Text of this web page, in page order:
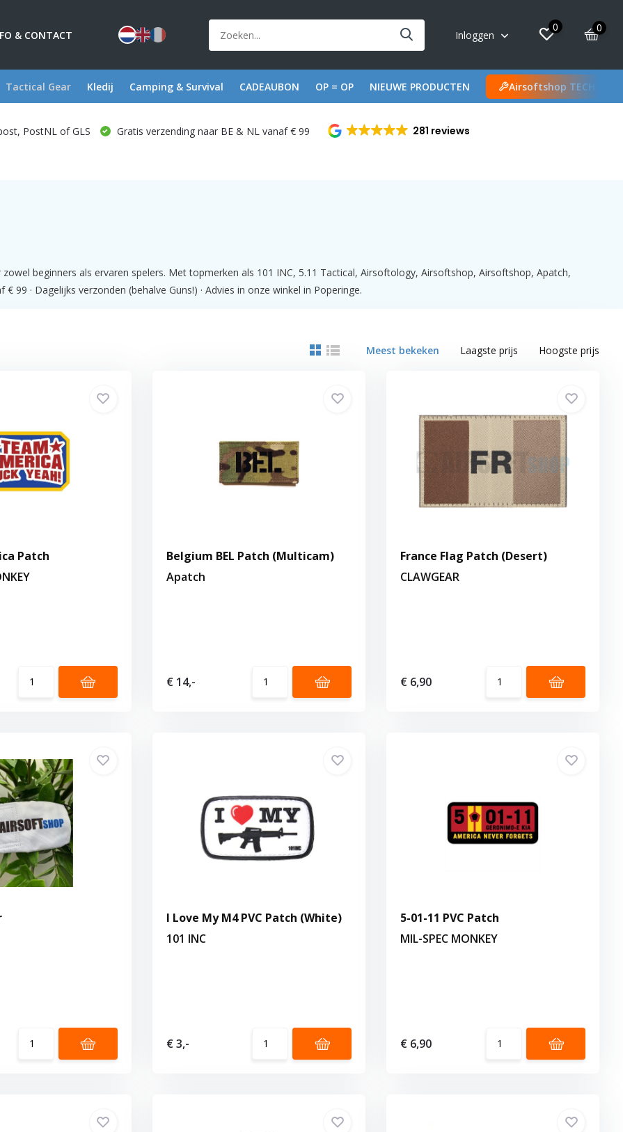
& CONTACT Inloggen
0 0
Tactical Gear Kledij Camping & Survival CADEAUBON OP = OP NIEUWE PRODUCTEN Airsoftshop TECH
PostNL of GLS Gratis verzending naar BE & NL vanaf € 99 281 reviews
beginners als ervaren spelers. Met topmerken als 101 INC, 5.11 Tactical, Airsoftology, Airsoftshop, Airsoftshop, Apatch,
99 · Dagelijks verzonden (behalve Guns!) · Advies in onze winkel in Poperinge.
Meest bekeken Laagste prijs Hoogste prijs
Patch
Belgium BEL Patch (Multicam)
Apatch
€ 14,-
France Flag Patch (Desert)
CLAWGEAR
€ 6,90
I Love My M4 PVC Patch (White)
101 INC
€ 3,-
5-01-11 PVC Patch
MIL-SPEC MONKEY
€ 6,90